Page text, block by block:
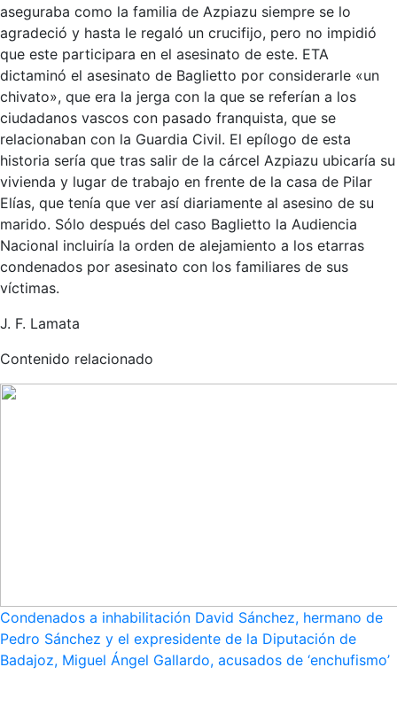
aseguraba como la familia de Azpiazu siempre se lo
agradeció y hasta le regaló un crucifijo, pero no impidió
que este participara en el asesinato de este. ETA
dictaminó el asesinato de Baglietto por considerarle «un
chivato», que era la jerga con la que se referían a los
ciudadanos vascos con pasado franquista, que se
relacionaban con la Guardia Civil. El epílogo de esta
historia sería que tras salir de la cárcel Azpiazu ubicaría su
vivienda y lugar de trabajo en frente de la casa de Pilar
Elías, que tenía que ver así diariamente al asesino de su
marido. Sólo después del caso Baglietto la Audiencia
Nacional incluiría la orden de alejamiento a los etarras
condenados por asesinato con los familiares de sus
víctimas.
J. F. Lamata
Contenido relacionado
Condenados a inhabilitación David Sánchez, hermano de
Pedro Sánchez y el expresidente de la Diputación de
Badajoz, Miguel Ángel Gallardo, acusados de ‘enchufismo’